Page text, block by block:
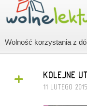
Wolność korzystania z
+ KOLEJNE
11 LUTEGO 2015